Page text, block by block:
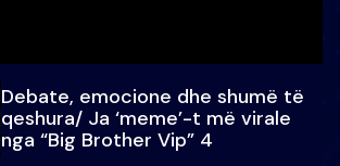
Debate, emocione dhe shumë të
qeshura/ Ja ‘meme’-t më virale
nga “Big Brother Vip” 4